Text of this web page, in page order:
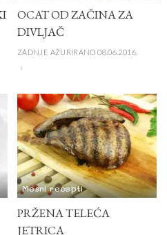
OCAT OD ZAČINA ZA
DIVLJAČ
ZADNJE AŽURIRANO 08.06.2016.
Mesni recepti
PRŽENA TELEĆA
JETRICA